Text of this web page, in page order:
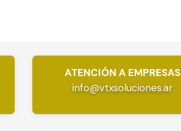
ATENCIÓN A EMPRESAS
info@vtxsoluciones.ar